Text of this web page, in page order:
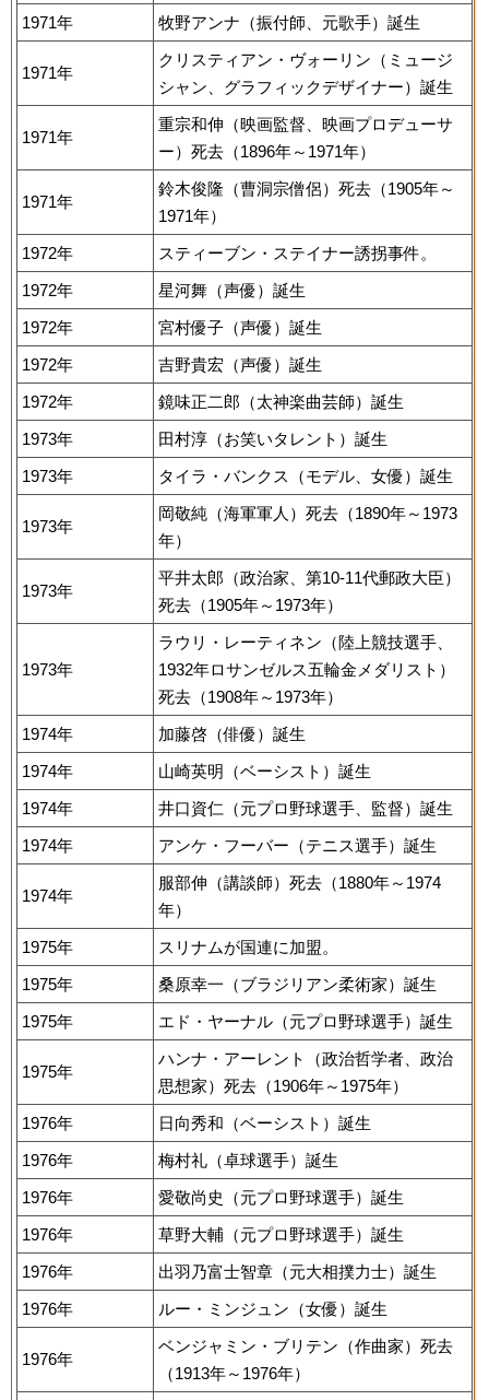
1971年 牧野アンナ（振付師、元歌手）誕生
1971年
クリスティアン・ヴォーリン（ミュージ
シャン、グラフィックデザイナー）誕生
1971年
重宗和伸（映画監督、映画プロデューサ
ー）死去（1896年～1971年）
1971年
鈴木俊隆（曹洞宗僧侶）死去（1905年～
1971年）
1972年
スティーブン・ステイナー誘拐事件。
1972年
星河舞（声優）誕生
1972年
宮村優子（声優）誕生
1972年
吉野貴宏（声優）誕生
1972年
鏡味正二郎（太神楽曲芸師）誕生
1973年
田村淳（お笑いタレント）誕生
1973年
タイラ・バンクス（モデル、女優）誕生
1973年
岡敬純（海軍軍人）死去（1890年～1973
年）
1973年
平井太郎（政治家、第10-11代郵政大臣）
死去（1905年～1973年）
1973年
ラウリ・レーティネン（陸上競技選手、
1932年ロサンゼルス五輪金メダリスト）
死去（1908年～1973年）
1974年
加藤啓（俳優）誕生
1974年
山崎英明（ベーシスト）誕生
1974年
井口資仁（元プロ野球選手、監督）誕生
1974年
アンケ・フーバー（テニス選手）誕生
1974年
服部伸（講談師）死去（1880年～1974
年）
1975年
スリナムが国連に加盟。
1975年
桑原幸一（ブラジリアン柔術家）誕生
1975年
エド・ヤーナル（元プロ野球選手）誕生
1975年
ハンナ・アーレント（政治哲学者、政治
思想家）死去（1906年～1975年）
1976年
日向秀和（ベーシスト）誕生
1976年
梅村礼（卓球選手）誕生
1976年
愛敬尚史（元プロ野球選手）誕生
1976年
草野大輔（元プロ野球選手）誕生
1976年
出羽乃富士智章（元大相撲力士）誕生
1976年
ルー・ミンジュン（女優）誕生
1976年
ベンジャミン・ブリテン（作曲家）死去
（1913年～1976年）